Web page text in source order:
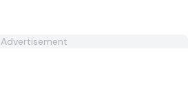
Advertisement